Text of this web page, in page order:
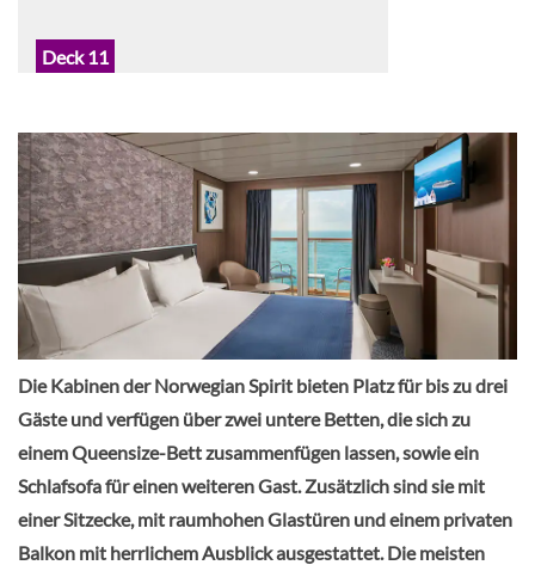
Deck 11
Balkonkabine-[BC]
Deck 11
Balkonkabine
Balkonkabine-[BF]
Die Kabinen der Norwegian Spirit bieten Platz für bis zu drei
Gäste und verfügen über zwei untere Betten, die sich zu
einem Queensize-Bett zusammenfügen lassen, sowie ein
Schlafsofa für einen weiteren Gast. Zusätzlich sind sie mit
einer Sitzecke, mit raumhohen Glastüren und einem privaten
Balkon mit herrlichem Ausblick ausgestattet. Die meisten